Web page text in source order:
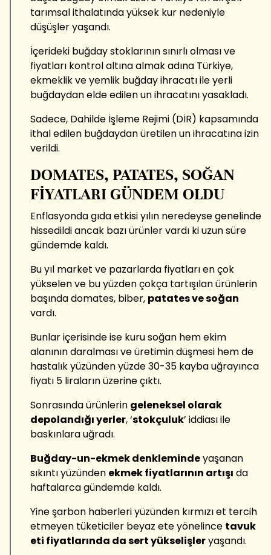
tarımsal ithalatında yüksek kur nedeniyle
düşüşler yaşandı.
İçerideki buğday stoklarının sınırlı olması ve
fiyatları kontrol altına almak adına Türkiye,
ekmeklik ve yemlik buğday ihracatı ile yerli
buğdaydan elde edilen un ihracatını yasakladı.
Sadece, Dahilde İşleme Rejimi (DİR) kapsamında
ithal edilen buğdaydan üretilen un ihracatına izin
verildi.
DOMATES, PATATES, SOĞAN
FİYATLARI GÜNDEM OLDU
Enflasyonda gıda etkisi yılın neredeyse genelinde
hissedildi ancak bazı ürünler vardı ki uzun süre
gündemde kaldı.
Bu yıl market ve pazarlarda fiyatları en çok
yükselen ve bu yüzden çokça tartışılan ürünlerin
başında domates, biber, patates ve soğan
vardı.
Bunlar içerisinde ise kuru soğan hem ekim
alanının daralması ve üretimin düşmesi hem de
hastalık yüzünden yüzde 30-35 kayba uğrayınca
fiyatı 5 liraların üzerine çıktı.
Sonrasında ürünlerin geleneksel olarak
depolandığı yerler, ‘stokçuluk’ iddiası ile
baskınlara uğradı.
Buğday-un-ekmek denklemindeyaşanan
sıkıntı yüzünden ekmek fiyatlarının artışı da
haftalarca gündemde kaldı.
Yine şarbon haberleri yüzünden kırmızı et tercih
etmeyen tüketiciler beyaz ete yönelince tavuk
eti fiyatlarında da sert yükselişleryaşandı.